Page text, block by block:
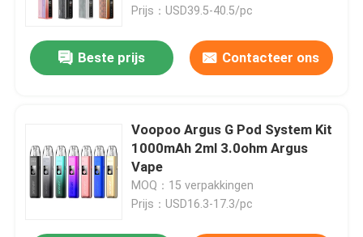
Prijs：USD39.5-40.5/pc
Beste prijs Contacteer ons
Voopoo Argus G Pod System Kit
1000mAh 2ml 3.0ohm Argus
Vape
MOQ：15 verpakkingen
Prijs：USD16.3-17.3/pc